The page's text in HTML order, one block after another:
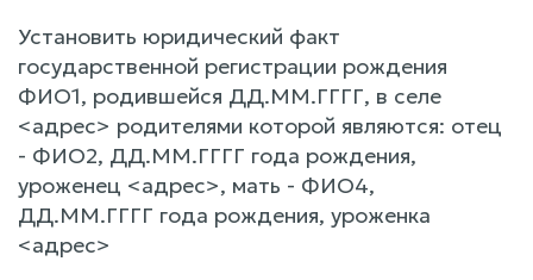
Установить юридический факт
государственной регистрации рождения
ФИО1, родившейся ДД.ММ.ГГГГ, в селе
<адрес> родителями которой являются: отец
- ФИО2, ДД.ММ.ГГГГ года рождения,
уроженец <адрес>, мать - ФИО4,
ДД.ММ.ГГГГ года рождения, уроженка
<адрес>